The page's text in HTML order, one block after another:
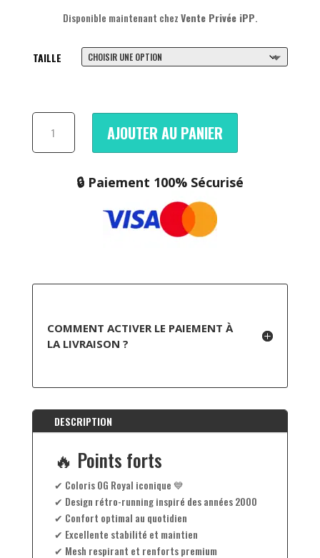
Disponible maintenant chezVente Privée iPP.
TAILLE
QUANTITÉ
SAUCONY
AJOUTER AU PANIER
🔒 Paiement 100% Sécurisé
COMMENT ACTIVER LE PAIEMENT À
LA LIVRAISON ?
DESCRIPTION
🔥 Points forts
✔ Coloris OG Royal iconique 💙
✔ Design rétro-running inspiré des années 2000
✔ Confort optimal au quotidien
✔ Excellente stabilité et maintien
✔ Mesh respirant et renforts premium